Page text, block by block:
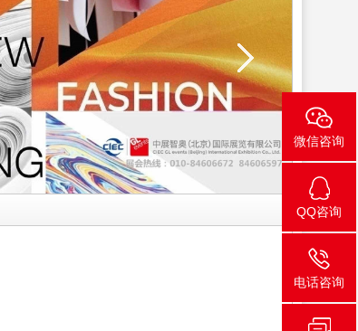
微信咨询
QQ咨询
电话咨询